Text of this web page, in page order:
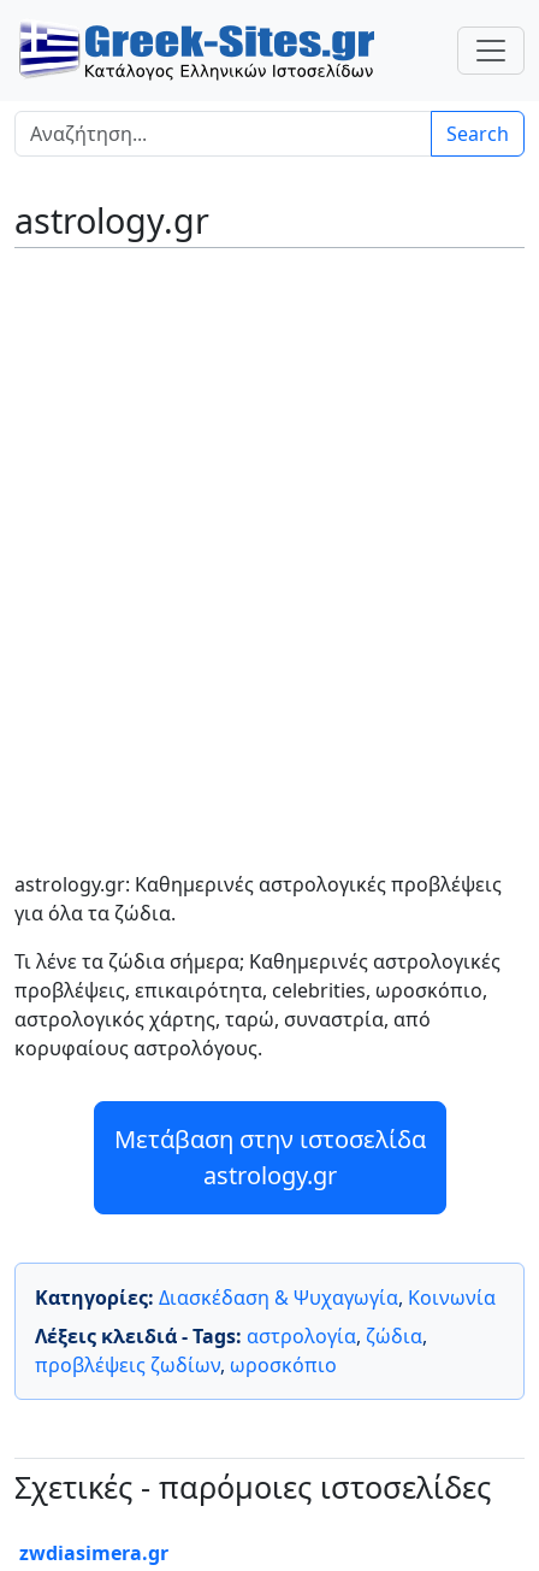
Search
astrology.gr
astrology.gr: Καθημερινές αστρολογικές προβλέψεις
για όλα τα ζώδια.
Τι λένε τα ζώδια σήμερα; Καθημερινές αστρολογικές
προβλέψεις, επικαιρότητα, celebrities, ωροσκόπιο,
αστρολογικός χάρτης, ταρώ, συναστρία, από
κορυφαίους αστρολόγους.
Μετάβαση στην ιστοσελίδα
astrology.gr
Κατηγορίες: Διασκέδαση & Ψυχαγωγία, Κοινωνία
Λέξεις κλειδιά - Tags: αστρολογία, ζώδια,
προβλέψεις ζωδίων, ωροσκόπιο
Σχετικές - παρόμοιες ιστοσελίδες
zwdiasimera.gr